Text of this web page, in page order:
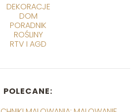
DEKORACJE
DOM
PORADNIK
ROŚLINY
RTV I AGD
POLECANE: